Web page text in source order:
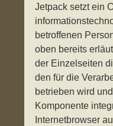
Jetpack setzt ein
betroffenen
oben bereits
der Einzelseiten
den für die
betrieben wird
Komponente
Internetbrowser